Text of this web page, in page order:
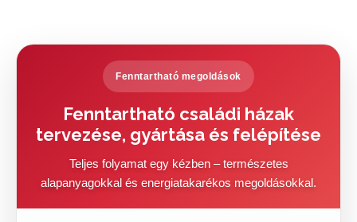
Fenntartható megoldások
Fenntartható családi házak
tervezése, gyártása és felépítése
Teljes folyamat egy kézben – természetes
alapanyagokkal és energiatakarékos megoldásokkal.